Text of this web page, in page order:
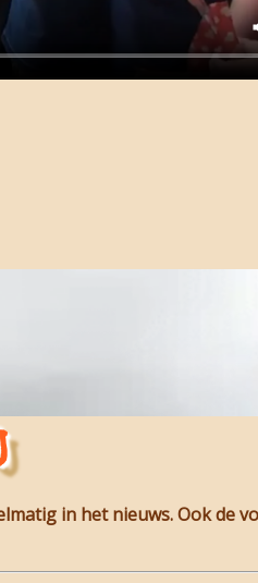
in het nieuws. Ook de